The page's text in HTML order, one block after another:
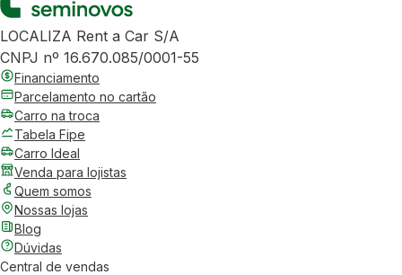
LOCALIZA Rent a Car S/A
CNPJ nº 16.670.085/0001-55
Financiamento
Parcelamento no cartão
Carro na troca
Tabela Fipe
Carro Ideal
Venda para lojistas
Quem somos
Nossas lojas
Blog
Dúvidas
Central de vendas